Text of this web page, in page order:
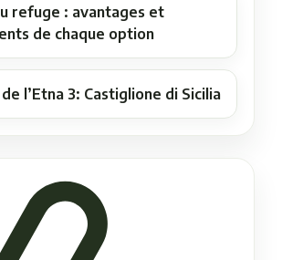
refuge : avantages et
de chaque option
l’Etna 3: Castiglione di Sicilia